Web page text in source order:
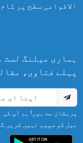
الاقوامی سطح پر
ہماری میلنگ
پہلے فتاوی،
پریشان مت ہوں! ہم آپ
میل کو سپیم نہیں کریں